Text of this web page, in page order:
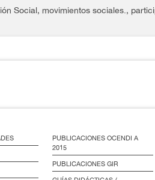
Social, movimientos sociales. ,
PUBLICACIONES OCENDI A
2015
PUBLICACIONES GIR